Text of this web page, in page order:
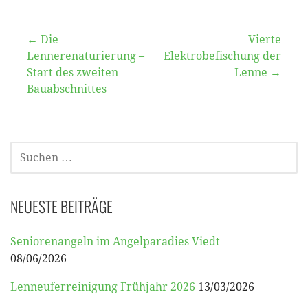
Beitragsnavigation
← Die
Lennerenaturierung –
Start des zweiten
Bauabschnittes
Vierte
Elektrobefischung der
Lenne →
SUCHEN
NACH:
NEUESTE BEITRÄGE
Seniorenangeln im Angelparadies Viedt
08/06/2026
Lenneuferreinigung Frühjahr 2026 13/03/2026